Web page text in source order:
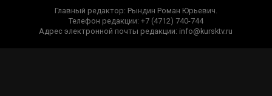
Главный редактор: Рындин Роман Юрьевич.
Телефон редакции: +7 (4712) 740-744
Адрес электронной почты редакции: info@kursktv.ru